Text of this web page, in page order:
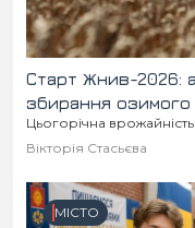
Старт Жнив-2026:
збирання
Цьогорічна
Вікторія Стасьєва
МІСТО